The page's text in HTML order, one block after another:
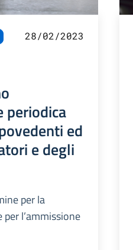
28/02/2023
periodica
ed
e degli
per la
l’ammissione